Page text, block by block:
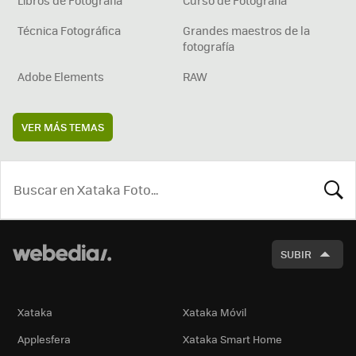
Técnica Fotográfica
Grandes maestros de la
fotografía
Adobe Elements
RAW
VER MÁS TEMAS
SUBIR
Xataka
Xataka Móvil
Applesfera
Xataka Smart Home